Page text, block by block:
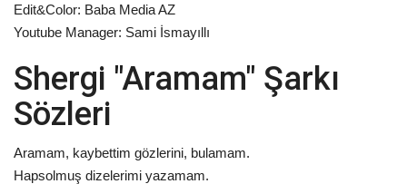
Edit&Color: Baba Media AZ
Youtube Manager: Sami İsmayıllı
Shergi "Aramam" Şarkı
Sözleri
Aramam, kaybettim gözlerini, bulamam.
Hapsolmuş dizelerimi yazamam.